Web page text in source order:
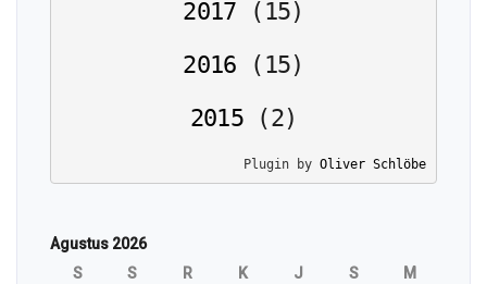
2017
( 15)
2016
( 15)
2015
(2)
Plugin by Oliver Schlöbe
Agustus 2026
S
S R K J S
M